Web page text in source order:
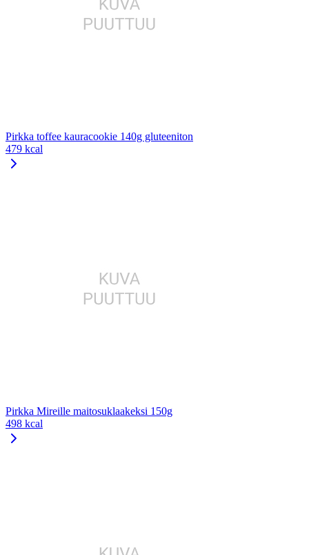
Pirkka toffee kauracookie 140g gluteeniton
479 kcal
Pirkka Mireille maitosuklaakeksi 150g
498 kcal